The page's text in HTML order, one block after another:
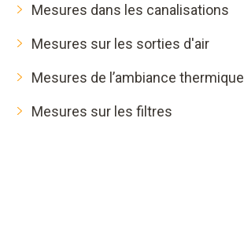
Mesures dans les canalisations
Mesures sur les sorties d'air
Mesures de l’ambiance thermique
Mesures sur les filtres